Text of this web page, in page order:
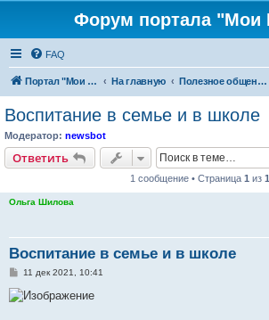
Форум портала "Мои
FAQ
Портал "Мои Пески" На главную Полезное общение
Воспитание в семье и в школе
Модератор: newsbot
Ответить
1 сообщение • Страница 1 из 1
Ольга Шилова
Воспитание в семье и в школе
С
о
б
11 дек 2021, 10:41